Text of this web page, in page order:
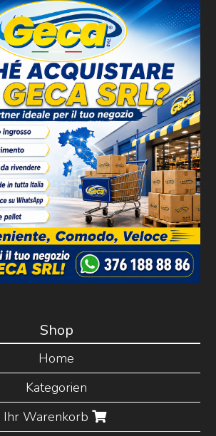
Shop
Home
Kategorien
Ihr Warenkorb